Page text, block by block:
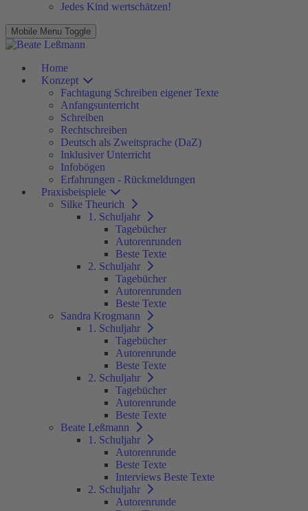
Jedes Kind wertschätzen!
Mobile Menu Toggle
Home
Konzept
Fachtagung Schreiben eigener Texte
Anfangsunterricht
Schreiben
Rechtschreiben
Deutsch als Zweitsprache (DaZ)
Inklusiver Unterricht
Infobögen
Erfahrungen - Rückmeldungen
Praxisbeispiele
Silke Theurich
1. Schuljahr
Tagebücher
Autorenrunden
Beste Texte
2. Schuljahr
Tagebücher
Autorenrunden
Beste Texte
Sandra Krogmann
1. Schuljahr
Tagebücher
Autorenrunde
Beste Texte
2. Schuljahr
Tagebücher
Autorenrunde
Beste Texte
Beate Leßmann
1. Schuljahr
Autorenrunde
Beste Texte
Interviews Beste Texte
2. Schuljahr
Autorenrunde